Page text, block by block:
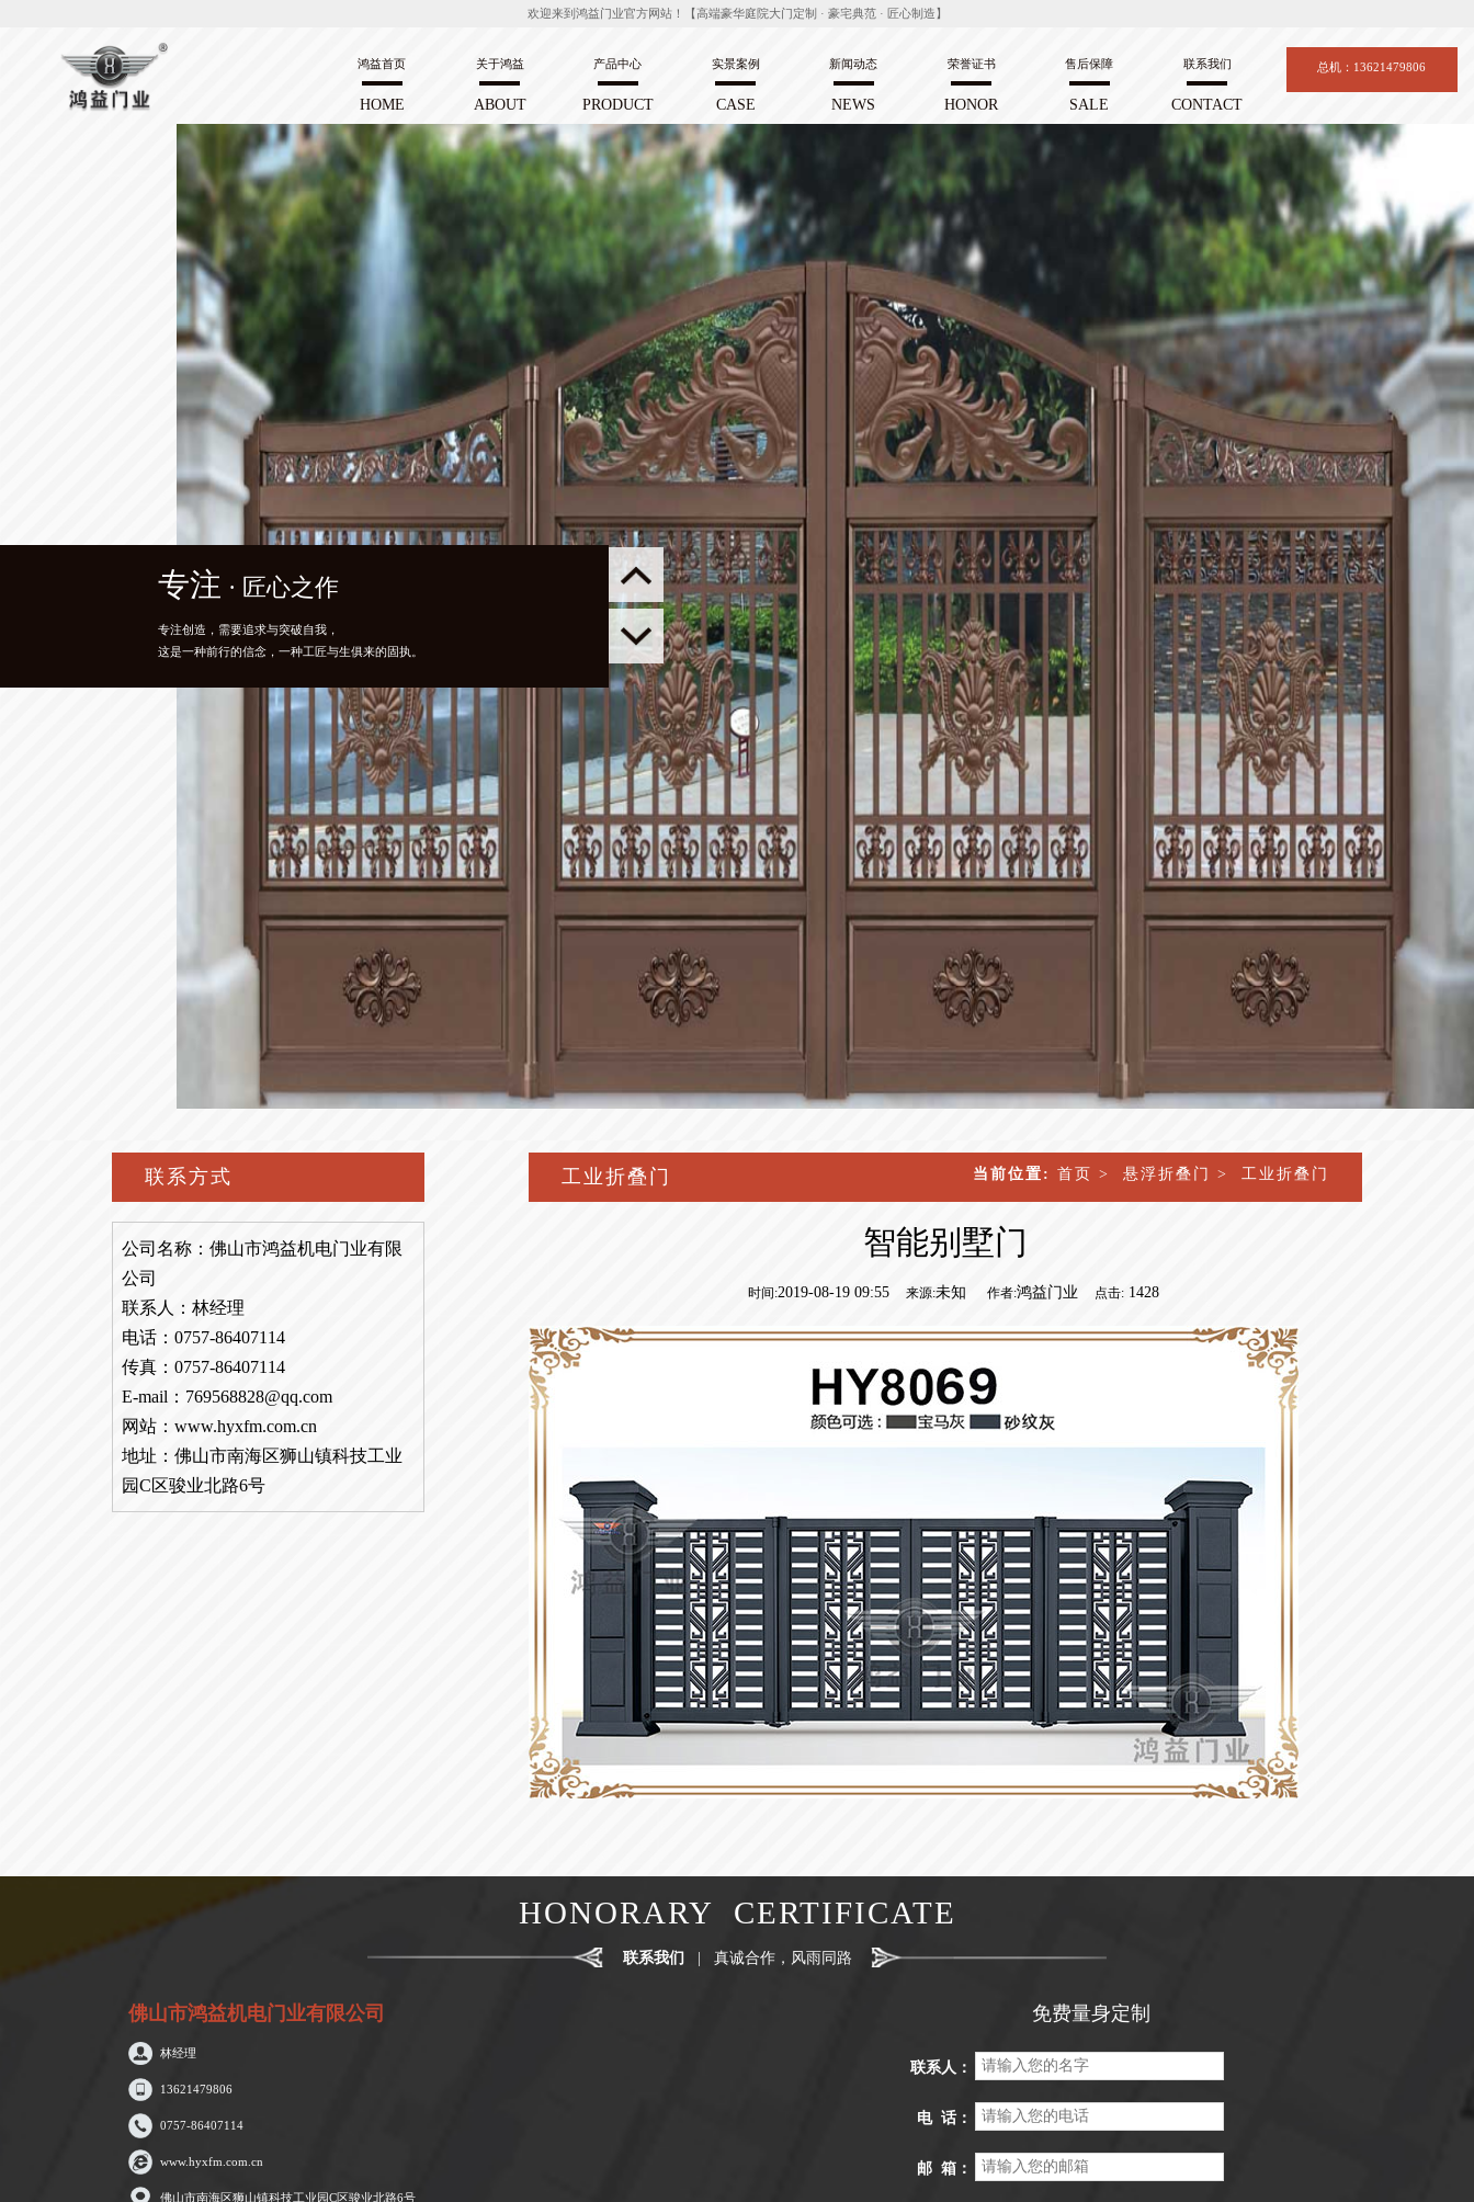
欢迎来到鸿益门业官方网站！【高端豪华庭院大门定制 · 豪宅典范 · 匠心制造】
总机：13621479806
鸿益首页
HOME
关于鸿益
ABOUT
产品中心
PRODUCT
实景案例
CASE
新闻动态
NEWS
荣誉证书
HONOR
售后保障
SALE
联系我们
CONTACT
智能 · 精雕艺术
以超越文化和国度的界限，化身显赫的王者贵族,
彰显智感与韵律的完美结合，轻触间独享生活品质。
精粹 · 高定之美
满足你对时尚的追求，更提供一个舒适的生活条件，
随意的生活理念，诗语大气，气宇轩昂。
智能 · 精雕艺术
以超越文化和国度的界限，化身显赫的王者贵族,
彰显智感与韵律的完美结合，轻触间独享生活品质。
联系方式
公司名称：佛山市鸿益机电门业有限
公司
联系人：林经理
电话：0757-86407114
传真：0757-86407114
E-mail：769568828@qq.com
网站：www.hyxfm.com.cn
地址：佛山市南海区狮山镇科技工业
园C区骏业北路6号
工业折叠门 当前位置: 首页 > 悬浮折叠门 > 工业折叠门
智能别墅门
时间:2019-08-19 09:55 来源:未知 作者:鸿益门业 点击: 1428
HONORARY CERTIFICATE
联系我们 | 真诚合作，风雨同路
佛山市鸿益机电门业有限公司
林经理
13621479806
0757-86407114
www.hyxfm.com.cn
佛山市南海区狮山镇科技工业园C区骏业北路6号
免费量身定制
联系人：
电 话：
邮 箱：